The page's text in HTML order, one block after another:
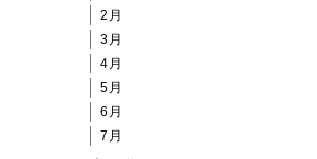
2月
3月
4月
5月
6月
7月